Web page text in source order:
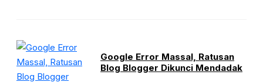
Google Error Massal, Ratusan
Blog Blogger Dikunci Mendadak